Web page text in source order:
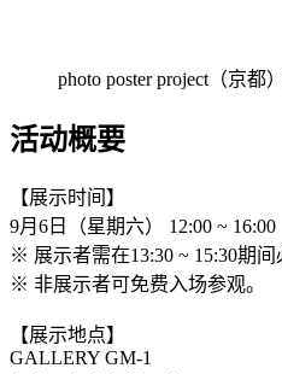
photo poster project（京都
活动概要
【展示时间】
9月6日（星期六） 12:00 ~ 16:00
※ 展示者需在13:30 ~ 15:30期间
※ 非展示者可免费入场参观。
【展示地点】
GALLERY GM-1